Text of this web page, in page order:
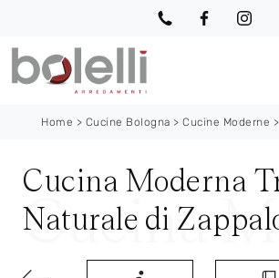
Home > Cucine Bologna >Cucine Moderne >
Cucina Moderna
Naturale di